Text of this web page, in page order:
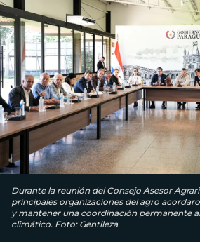
Durante la reunión del Consejo Asesor
principales organizaciones del agro
y mantener una coordinación permanente
climático. Foto: Gentileza